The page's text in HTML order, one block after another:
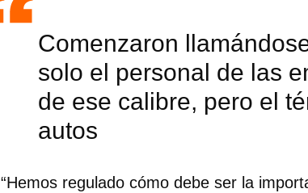
Comenzaron
solo el personal de las
de ese calibre, pero el
autos
“Hemos regulado cómo debe ser la